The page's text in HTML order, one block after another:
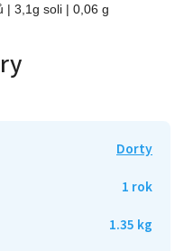
| 3,1g soli | 0,06 g
Dorty
1 rok
1.35 kg